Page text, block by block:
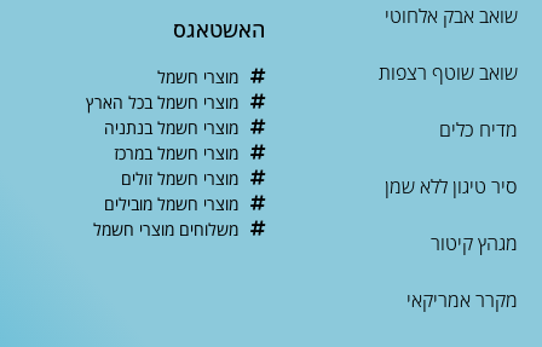
שואב אבק אלחוטי
שואב שוטף רצפות
מדיח כלים
סיר טיגון ללא שמן
מגהץ קיטור
מקרר אמריקאי
האשטאגס
מוצרי חשמל
מוצרי חשמל בכל הארץ
מוצרי חשמל בנתניה
מוצרי חשמל במרכז
מוצרי חשמל זולים
מוצרי חשמל מובילים
משלוחים מוצרי חשמל